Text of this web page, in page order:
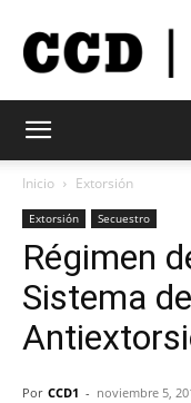
Inicio Extorsión
Extorsión Secuestro
Régimen
Sistema
Por CCD1 - noviembre 5,